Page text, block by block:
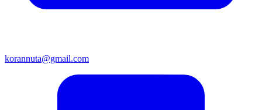
korannuta@gmail.com